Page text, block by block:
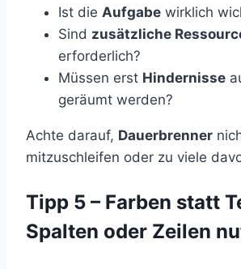
Ist die Aufgabe wirklich
Sind zusätzliche
erforderlich?
Müssen erst Hindernisse
geräumt werden?
Achte darauf, Dauerbrenner
mitzuschleifen oder zu viele
Tipp 5 – Farben statt
Spalten oder Zeilen